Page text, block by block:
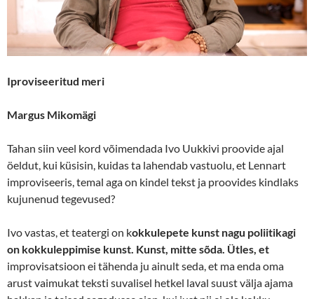
Iproviseeritud meri
Margus Mikomägi
Tahan siin veel kord võimendada Ivo Uukkivi proovide ajal
öeldut, kui küsisin, kuidas ta lahendab vastuolu, et Lennart
improviseeris, temal aga on kindel tekst ja proovides kindlaks
kujunenud tegevused?
Ivo vastas, et teatergi on kokkulepete kunst nagu poliitikagi
on kokkuleppimise kunst. Kunst, mitte sõda. Ütles, et
improvisatsioon ei tähenda ju ainult seda, et ma endaoma
arust vaimukatteksti suvalisel hetkel laval suust välja ajama